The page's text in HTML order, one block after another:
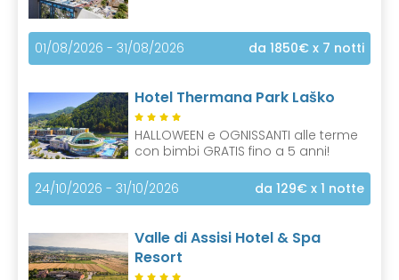
01/08/2026 - 31/08/2026 da 1850€ x 7 notti
Hotel Thermana Park Laško
HALLOWEEN e OGNISSANTI alle terme
con bimbi GRATIS fino a 5 anni!
24/10/2026 - 31/10/2026 da 129€ x 1 notte
Valle di Assisi Hotel & Spa
Resort